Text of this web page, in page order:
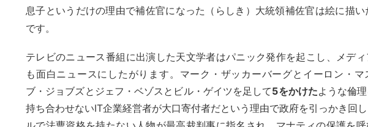
息子というだけの理由で補佐官になった（らしき）大統領補佐官は絵に描
です。
テレビのニュース番組に出演した天文学者はパニック発作を起こし、メデ
も面白ニュースにしたがります。マーク・ザッカーバーグとイーロン・マ
ブ・ジョブズとジェフ・ベゾスとビル・ゲイツを足して5をかけたような倫
持ち合わせないIT企業経営者が大口寄付者だという理由で政府を引っかき回